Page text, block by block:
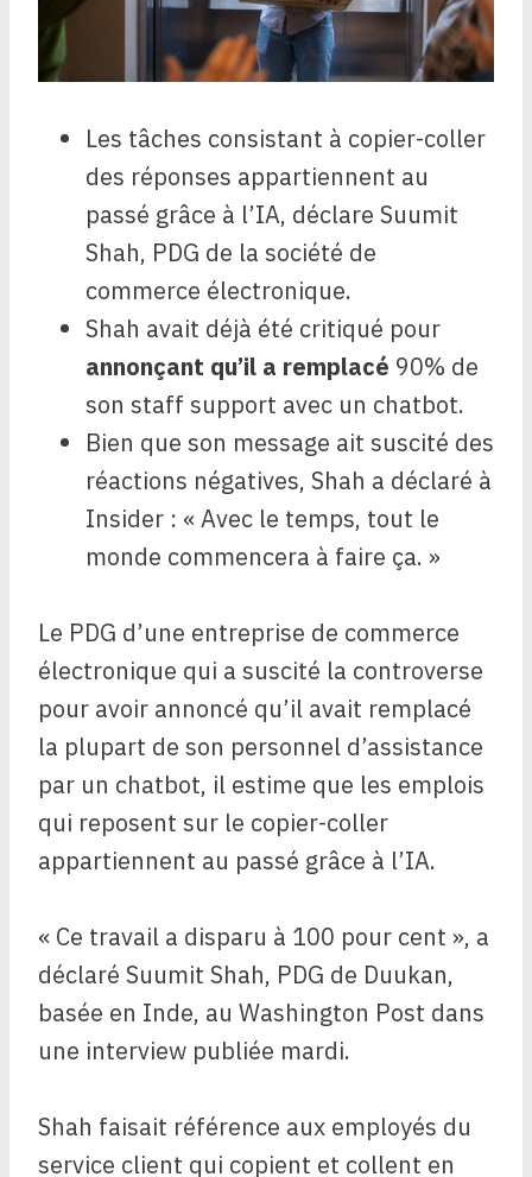
Les tâches consistant à copier-coller
des réponses appartiennent au
passé grâce à l’IA, déclare Suumit
Shah, PDG de la société de
commerce électronique.
Shah avait déjà été critiqué pour
annonçant qu’il a remplacé 90% de
son staff support avec un chatbot.
Bien que son message ait suscité des
réactions négatives, Shah a déclaré à
Insider : « Avec le temps, tout le
monde commencera à faire ça. »
Le PDG d’une entreprise de commerce
électronique qui a suscité la controverse
pour avoir annoncé qu’il avait remplacé
la plupart de son personnel d’assistance
par un chatbot, il estime que les emplois
qui reposent sur le copier-coller
appartiennent au passé grâce à l’IA.
« Ce travail a disparu à 100 pour cent », a
déclaré Suumit Shah, PDG de Duukan,
basée en Inde, au Washington Post dans
une interview publiée mardi.
Shah faisait référence aux employés du
service client qui copient et collent en